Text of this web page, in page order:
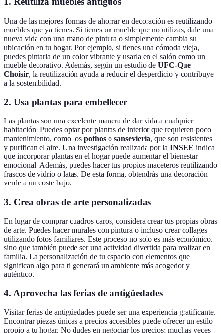
Una de las mejores formas de ahorrar en decoración es reutilizando
muebles que ya tienes. Si tienes un mueble que no utilizas, dale una
nueva vida con una mano de pintura o simplemente cambia su
ubicación en tu hogar. Por ejemplo, si tienes una cómoda vieja,
puedes pintarla de un color vibrante y usarla en el salón como un
mueble decorativo. Además, según un estudio de UFC-Que
Choisir, la reutilización ayuda a reducir el desperdicio y contribuye
a la sostenibilidad.
2. Usa plantas para embellecer
Las plantas son una excelente manera de dar vida a cualquier
habitación. Puedes optar por plantas de interior que requieren poco
mantenimiento, como los pothos o sansevieria, que son resistentes
y purifican el aire. Una investigación realizada por la INSEE indica
que incorporar plantas en el hogar puede aumentar el bienestar
emocional. Además, puedes hacer tus propios maceteros reutilizando
frascos de vidrio o latas. De esta forma, obtendrás una decoración
verde a un coste bajo.
3. Crea obras de arte personalizadas
En lugar de comprar cuadros caros, considera crear tus propias obras
de arte. Puedes hacer murales con pintura o incluso crear collages
utilizando fotos familiares. Este proceso no solo es más económico,
sino que también puede ser una actividad divertida para realizar en
familia. La personalización de tu espacio con elementos que
significan algo para ti generará un ambiente más acogedor y
auténtico.
4. Aprovecha las ferias de antigüedades
Visitar ferias de antigüedades puede ser una experiencia gratificante.
Encontrar piezas únicas a precios accesibles puede ofrecer un estilo
propio a tu hogar. No dudes en negociar los precios; muchas veces